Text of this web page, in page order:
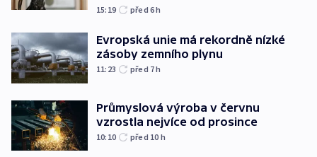
15:19 před 6h
Evropská unie má rekordně nízké
zásoby zemního plynu
11:23 před 7h
Průmyslová výroba v červnu
vzrostla nejvíce od prosince
10:10 před 10 h